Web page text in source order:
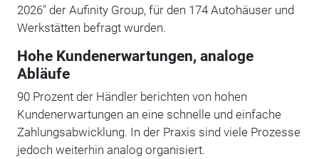
2026" der Aufinity Group, für den 174 Autohäuser und
Werkstätten befragt wurden.
Hohe Kundenerwartungen, analoge
Abläufe
90 Prozent der Händler berichten von hohen
Kundenerwartungen an eine schnelle und einfache
Zahlungsabwicklung. In der Praxis sind viele Prozesse
jedoch weiterhin analog organisiert.